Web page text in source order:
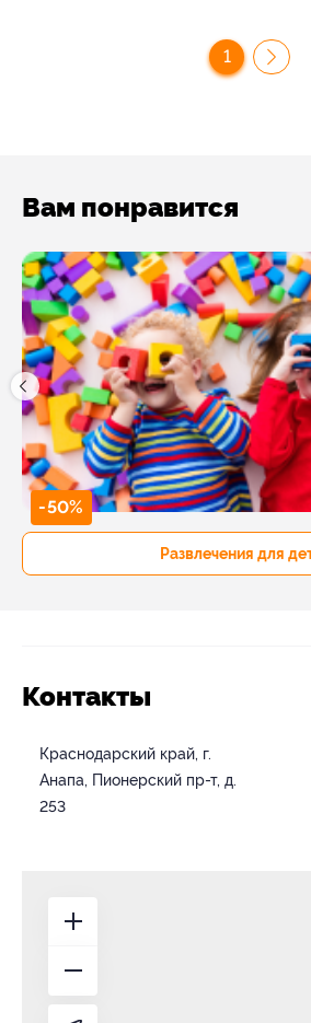
1
Вам понравится
-50%
Развлечения для
Контакты
Краснодарский край, г.
Анапа, Пионерский пр-т, д.
253